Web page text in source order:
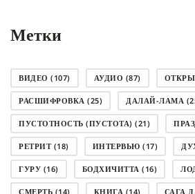
Метки
ВИДЕО (107) АУДИО (87)
РАСШИФРОВКА (25) ДАЛАЙ-ЛАМА
ПУСТОТНОСТЬ (ПУСТОТА) (21)
РЕТРИТ(18) ИНТЕРВЬЮ (17)
ГУРУ (16) БОДХИЧИТТА (16)
СМЕРТЬ (14) КНИГА (14) САГА